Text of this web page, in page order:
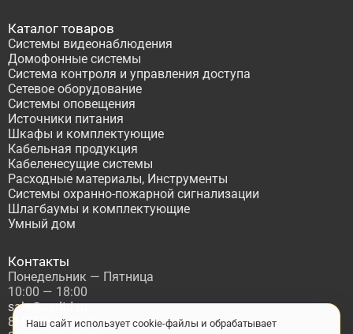
Каталог товаров
Системы видеонаблюдения
Домофонные системы
Система контроля и управления доступа
Сетевое оборудование
Системы оповещения
Источники питания
Шкафы и комплектующие
Кабельная продукция
Кабеленесущие системы
Расходные материалы, Инструменты
Системы охранно-пожарной сигнализации
Шлагбаумы и комплектующие
Умный дом
Контакты
Понедельник — Пятница
10:00 — 18:00
sale@asdtd.ru
8(495)677-95-20
Наш сайт использует cookie-файлы и обрабатывает